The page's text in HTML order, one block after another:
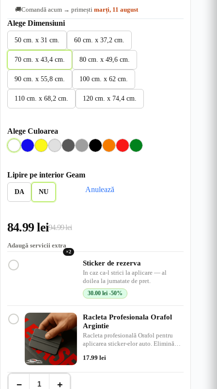
🚚Comandă acum → primești marți, 11 august
Alege Dimensiuni
50 cm. x 31 cm. 60 cm. x 37,2 cm.
70 cm. x 43,4 cm. 80 cm. x 49,6 cm.
90 cm. x 55,8 cm. 100 cm. x 62 cm.
110 cm. x 68,2 cm. 120 cm. x 74,4 cm.
Alege Culoarea
A
b
b
a
l
b
e
i
D
s
i
i
s
i
u
g
Lipire pe interior Geam
DA NU Anulează
94.99lei
Prețul
inițial
94.99 lei.
84.99lei
Prețul
curent
84.99 lei.
Adaugă servicii extra
×2
Sticker de rezerva
In caz ca-l strici la aplicare — al
doilea la jumatate de pret.
30.00lei -50%
Racleta Profesionala Orafol
Argintie
Racleta profesională Orafol pentru
aplicarea sticker-elor auto. Elimină
17.99lei
Cantitate
Sticker
− +